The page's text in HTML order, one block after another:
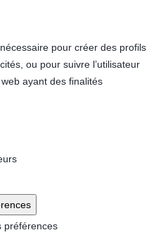
pour créer des profils
ou pour suivre l’utilisateur
ayant des finalités
préférences